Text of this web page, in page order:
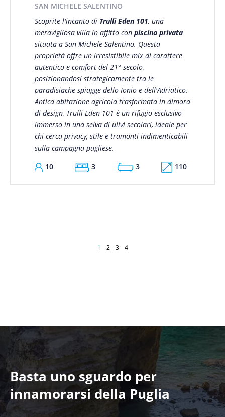
SAN MICHELE SALENTINO
Scoprite l'incanto di Trulli Eden 101, una
meravigliosa villa in affitto con piscina privata
situata a San Michele Salentino. Questa
proprietà offre un irresistibile mix di carattere
autentico e comfort del 21° secolo,
posizionandosi strategicamente tra le
paradisiache spiagge dello Ionio e dell'Adriatico.
Antica abitazione agricola trasformata in dimora
di design, Trulli Eden 101 è un rifugio esclusivo
immerso in una selva di ulivi secolari, ideale per
chi cerca privacy, stile e tramonti indimenticabili
sulla campagna pugliese.
10
3 3 110
Pagina attuale
1 Page
2 Page
3 Page
4
Basta uno sguardo per
innamorarsi della Puglia